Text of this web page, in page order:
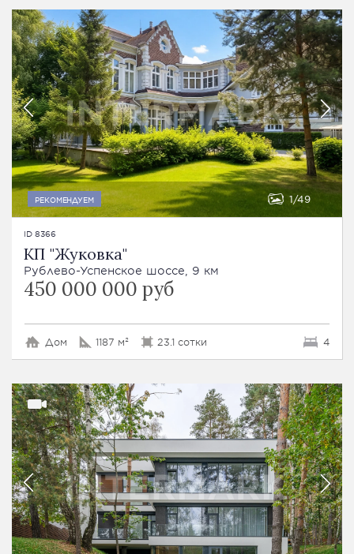
РЕКОМЕНДУЕМ 1 49
ID 8366
КП "Жуковка"
Рублево-Успенское шоссе, 9 км
450 000 000 руб
Дом 1187 м² 23.1 сотки 4